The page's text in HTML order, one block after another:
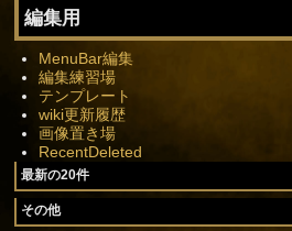
編集用
MenuBar編集
編集練習場
テンプレート
wiki更新履歴
画像置き場
RecentDeleted
最新の20件
その他